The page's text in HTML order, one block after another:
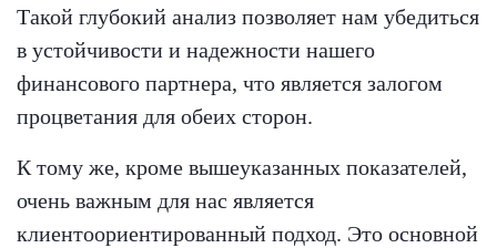
Такой глубокий анализ позволяет нам убедиться
в устойчивости и надежности нашего
финансового партнера, что является залогом
процветания для обеих сторон.
К тому же, кроме вышеуказанных показателей,
очень важным для нас является
клиентоориентированный подход. Это основной